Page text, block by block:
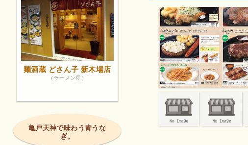
麺酒蔵 どさん子 新木場店
（ラーメン屋）
亀戸天神で味わう青うな
ぎ。